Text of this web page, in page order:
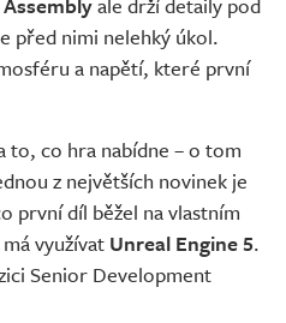
před nimi nelehký úkol.
a napětí, které první
to, co hra nabídne – o tom
z největších novinek je
první díl běžel na vlastním
využívat Unreal Engine 5.
Senior Development